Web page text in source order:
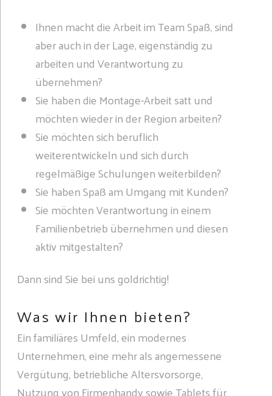
Ihnen macht die Arbeit im Team Spaß, sind
aber auch in der Lage, eigenständig zu
arbeiten und Ver­antwortung zu
übernehmen?
Sie haben die Montage-Arbeit satt und
möchten wieder in der Region arbeiten?
Sie möchten sich beruflich
weiterentwickeln und sich durch
regelmäßige Schulungen weiterbilden?
Sie haben Spaß am Umgang mit Kunden?
Sie möchten Verantwortung in einem
Familienbetrieb übernehmen und diesen
aktiv mitgestalten?
Dann sind Sie bei uns goldrichtig!
Was wir Ihnen bieten?
Ein familiäres Umfeld, ein modernes
Unternehmen, eine mehr als angemessene
Vergütung, betriebliche Altersvorsorge,